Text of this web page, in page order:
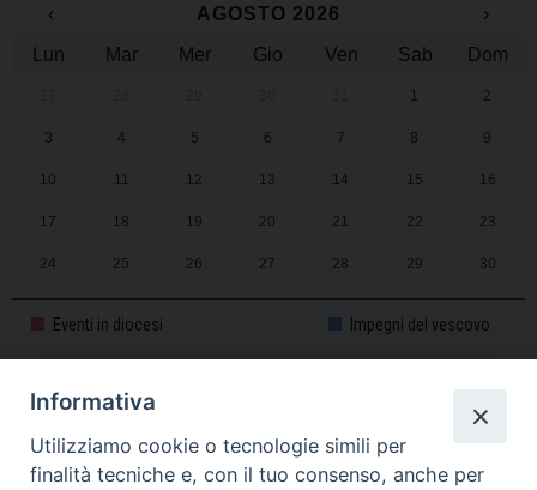
‹ AGOSTO 2026
›
Lun
Mar Mer Gio Ven Sab Dom
1 2
3 4 5 6 7 8 9
10 11 12 13 14 15 16
17 18 19 20 21 22 23
24 25 26 27 28 29 30
Eventi in diocesi Impegni del vescovo
CALENDARIO PASTORALE 2025-2026
Informativa
Utilizziamo cookie o tecnologie simili per
finalità tecniche e, con il tuo consenso, anche per